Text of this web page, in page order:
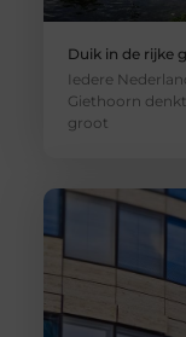
Duik in de rijke
Iedere
Giethoorn
groot